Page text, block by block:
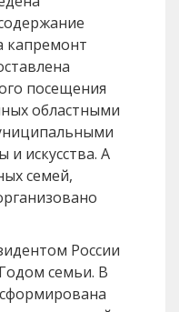
капремонт
посещения
областными
и искусства. А
семей,
России
семьи. В